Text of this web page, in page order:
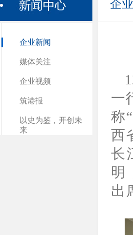
企业新闻
媒体关注
企业视频
筑港报
以史为鉴，开创未
来
企
一
称
西
长
明
出